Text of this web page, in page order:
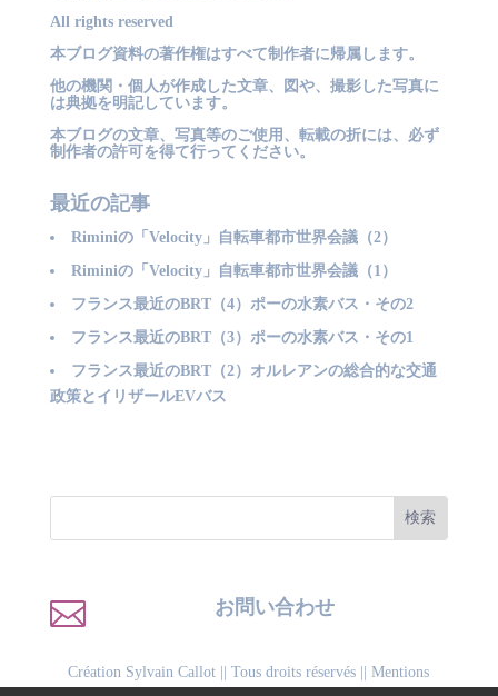
All rights reserved
本ブログ資料の著作権はすべて制作者に帰属します。
他の機関・個人が作成した文章、図や、撮影した写真に
は典拠を明記しています。
本ブログの文章、写真等のご使用、転載の折には、必ず
制作者の許可を得て行ってください。
最近の記事
Riminiの「Velocity」自転車都市世界会議（2）
Riminiの「Velocity」自転車都市世界会議（1）
フランス最近のBRT（4）ポーの水素バス・その2
フランス最近のBRT（3）ポーの水素バス・その1
フランス最近のBRT（2）オルレアンの総合的な交通
政策とイリザールEVバス
 お問い合わせ
Création Sylvain Callot || Tous droits réservés ||Mentions